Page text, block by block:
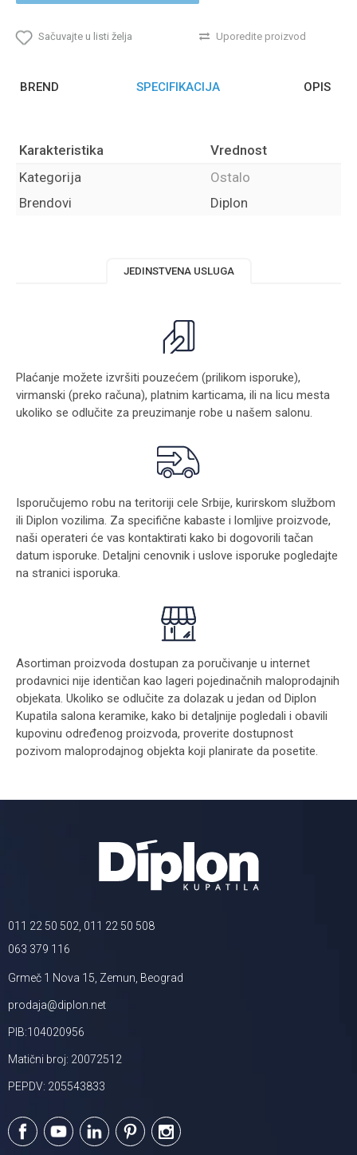
Sačuvajte u listi želja Uporedite proizvod
BREND SPECIFIKACIJA OPIS
Karakteristika
Vrednost
Kategorija
Ostalo
Brendovi
Diplon
JEDINSTVENA USLUGA
Plaćanje možete izvršiti pouzećem (prilikom isporuke),
virmanski (preko računa), platnim karticama, ili na licu mesta
ukoliko se odlučite za preuzimanje robe u našem salonu.
Isporučujemo robu na teritoriji cele Srbije, kurirskom službom
ili Diplon vozilima. Za specifične kabaste i lomljive proizvode,
naši operateri će vas kontaktirati kako bi dogovorili tačan
datum isporuke. Detaljni cenovnik i uslove isporuke pogledajte
na stranici isporuka.
Asortiman proizvoda dostupan za poručivanje u internet
prodavnici nije identičan kao lageri pojedinačnih maloprodajnih
objekata. Ukoliko se odlučite za dolazak u jedan od Diplon
Kupatila salona keramike, kako bi detaljnije pogledali i obavili
kupovinu određenog proizvoda, proverite dostupnost
pozivom maloprodajnog objekta koji planirate da posetite.
011 22 50 502, 011 22 50 508
063 379 116
Grmeč 1 Nova 15, Zemun, Beograd
prodaja@diplon.net
PIB:104020956
Matični broj: 20072512
PEPDV: 205543833